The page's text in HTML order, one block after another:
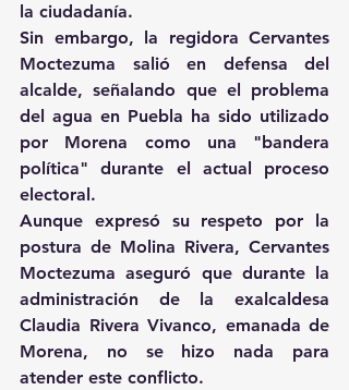
la ciudadanía.
Sin embargo, la regidora Cervantes
Moctezuma salió en defensa del
alcalde, señalando que el problema
del agua en Puebla ha sido utilizado
por Morena como una "bandera
política" durante el actual proceso
electoral.
Aunque expresó su respeto por la
postura de Molina Rivera, Cervantes
Moctezuma aseguró que durante la
administración de la exalcaldesa
Claudia Rivera Vivanco, emanada de
Morena, no se hizo nada para
atender este conflicto.